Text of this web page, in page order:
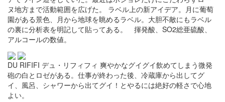
ヌ地方まで活動範囲を広げた。 ラベル上の新アイデア。月に葡萄
園がある景色、月から地球を眺めるラベル。大胆不敵にもラベル
の裏に分析表を明記して貼ってある。 揮発酸、SO2総亜硫酸、
アルコールの数値。
DU RIFIFI デュ・リフィフィ 爽やかなグイグイ飲めてしまう微発
砲の白とロゼがある。仕事が終わった後、冷蔵庫から出してグ
イ、風呂、シャワーから出てグイ！とやるには絶好の軽さで心地
よい。